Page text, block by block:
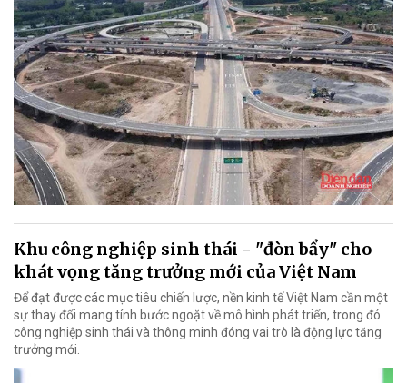
Khu công nghiệp sinh thái - "đòn bẩy" cho
khát vọng tăng trưởng mới của Việt Nam
Để đạt được các mục tiêu chiến lược, nền kinh tế Việt Nam cần một
sự thay đổi mang tính bước ngoặt về mô hình phát triển, trong đó
công nghiệp sinh thái và thông minh đóng vai trò là động lực tăng
trưởng mới.